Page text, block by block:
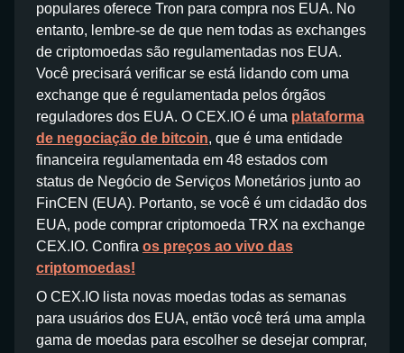
populares oferece Tron para compra nos EUA. No
entanto, lembre-se de que nem todas as exchanges
de criptomoedas são regulamentadas nos EUA.
Você precisará verificar se está lidando com uma
exchange que é regulamentada pelos órgãos
reguladores dos EUA. O CEX.IO é uma plataforma
de negociação de bitcoin, que é uma entidade
financeira regulamentada em 48 estados com
status de Negócio de Serviços Monetários junto ao
FinCEN (EUA). Portanto, se você é um cidadão dos
EUA, pode comprar criptomoeda TRX na exchange
CEX.IO. Confira os preços ao vivo das
criptomoedas!
O CEX.IO lista novas moedas todas as semanas
para usuários dos EUA, então você terá uma ampla
gama de moedas para escolher se desejar comprar,